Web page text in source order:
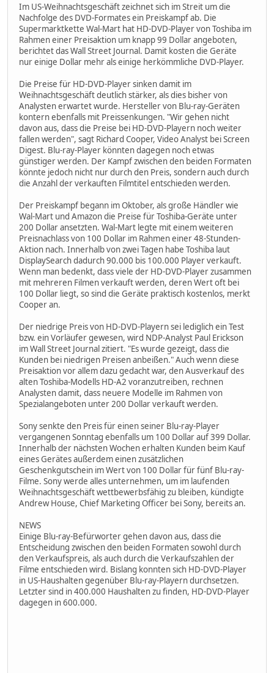
Im US-Weihnachtsgeschäft zeichnet sich im Streit um die
Nachfolge des DVD-Formates ein Preiskampf ab. Die
Supermarktkette Wal-Mart hat HD-DVD-Player von Toshiba im
Rahmen einer Preisaktion um knapp 99 Dollar angeboten,
berichtet das Wall Street Journal. Damit kosten die Geräte
nur einige Dollar mehr als einige herkömmliche DVD-Player.
Die Preise für HD-DVD-Player sinken damit im
Weihnachtsgeschäft deutlich stärker, als dies bisher von
Analysten erwartet wurde. Hersteller von Blu-ray-Geräten
kontern ebenfalls mit Preissenkungen. "Wir gehen nicht
davon aus, dass die Preise bei HD-DVD-Playern noch weiter
fallen werden", sagt Richard Cooper, Video Analyst bei Screen
Digest. Blu-ray-Player könnten dagegen noch etwas
günstiger werden. Der Kampf zwischen den beiden Formaten
könnte jedoch nicht nur durch den Preis, sondern auch durch
die Anzahl der verkauften Filmtitel entschieden werden.
Der Preiskampf begann im Oktober, als große Händler wie
Wal-Mart und Amazon die Preise für Toshiba-Geräte unter
200 Dollar ansetzten. Wal-Mart legte mit einem weiteren
Preisnachlass von 100 Dollar im Rahmen einer 48-Stunden-
Aktion nach. Innerhalb von zwei Tagen habe Toshiba laut
DisplaySearch dadurch 90.000 bis 100.000 Player verkauft.
Wenn man bedenkt, dass viele der HD-DVD-Player zusammen
mit mehreren Filmen verkauft werden, deren Wert oft bei
100 Dollar liegt, so sind die Geräte praktisch kostenlos, merkt
Cooper an.
Der niedrige Preis von HD-DVD-Playern sei lediglich ein Test
bzw. ein Vorläufer gewesen, wird NDP-Analyst Paul Erickson
im Wall Street Journal zitiert. "Es wurde gezeigt, dass die
Kunden bei niedrigen Preisen anbeißen." Auch wenn diese
Preisaktion vor allem dazu gedacht war, den Ausverkauf des
alten Toshiba-Modells HD-A2 voranzutreiben, rechnen
Analysten damit, dass neuere Modelle im Rahmen von
Spezialangeboten unter 200 Dollar verkauft werden.
Sony senkte den Preis für einen seiner Blu-ray-Player
vergangenen Sonntag ebenfalls um 100 Dollar auf 399 Dollar.
Innerhalb der nächsten Wochen erhalten Kunden beim Kauf
eines Gerätes außerdem einen zusätzlichen
Geschenkgutschein im Wert von 100 Dollar für fünf Blu-ray-
Filme. Sony werde alles unternehmen, um im laufenden
Weihnachtsgeschäft wettbewerbsfähig zu bleiben, kündigte
Andrew House, Chief Marketing Officer bei Sony, bereits an.
NEWS
Einige Blu-ray-Befürworter gehen davon aus, dass die
Entscheidung zwischen den beiden Formaten sowohl durch
den Verkaufspreis, als auch durch die Verkaufszahlen der
Filme entschieden wird. Bislang konnten sich HD-DVD-Player
in US-Haushalten gegenüber Blu-ray-Playern durchsetzen.
Letzter sind in 400.000 Haushalten zu finden, HD-DVD-Player
dagegen in 600.000.